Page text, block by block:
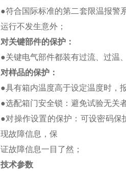
●符合国际标准的第二套限温报警
运行不发生意外；
对关键部件的保护：
●关键电气部件都装有过流、过温
对样品的保护：
●具有箱内温度高于设定温度时，
●选配箱门安全锁：避免试验无关
●对操作设置的保护：可设密码保
现故障信息，保
证故障信息一目了然；
技术参数